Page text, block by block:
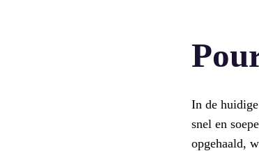
In de
snel en
opgehaald,